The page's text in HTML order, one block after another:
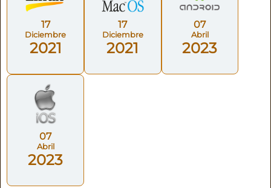
17
Diciembre
2021
17
Diciembre
2021
07
Abril
2023
07
Abril
2023